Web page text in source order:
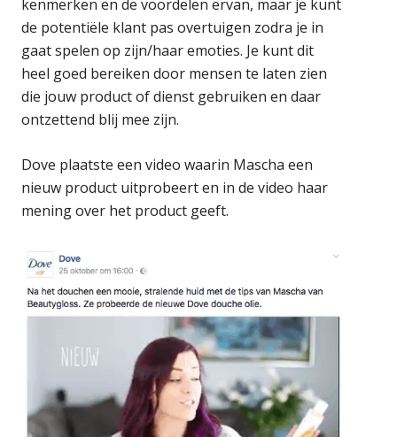
kenmerken en de voordelen ervan, maar je kunt
de potentiële klant pas overtuigen zodra je in
gaat spelen op zijn/haar emoties. Je kunt dit
heel goed bereiken door mensen te laten zien
die jouw product of dienst gebruiken en daar
ontzettend blij mee zijn.
Dove plaatste een video waarin Mascha een
nieuw product uitprobeert en in de video haar
mening over het product geeft.